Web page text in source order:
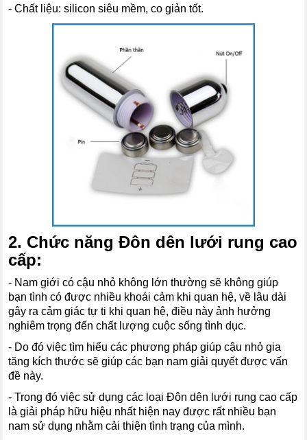
- Chất liệu: silicon siêu mềm, co giản tốt.
2. Chức năng Đôn dên lưới rung cao
cấp:
- Nam giới có cậu nhỏ không lớn thường sẽ không giúp
bạn tình có được nhiều khoái cảm khi quan hệ, về lâu dài
gây ra cảm giác tự ti khi quan hệ, điều này ảnh hưởng
nghiêm trọng đến chất lượng cuộc sống tình dục.
- Do đó việc tìm hiểu các phương pháp giúp cậu nhỏ gia
tăng kích thước sẽ giúp các bạn nam giải quyết được vấn
đề này.
- Trong đó việc sử dụng các loại Đôn dên lưới rung cao cấp
là giải pháp hữu hiệu nhất hiện nay được rất nhiều bạn
nam sử dụng nhằm cải thiện tình trạng của mình.